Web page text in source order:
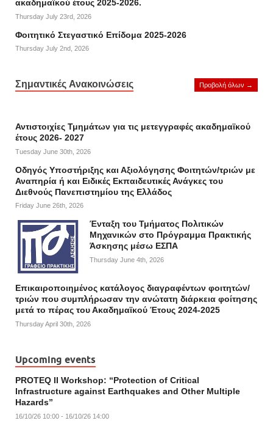
ακαδημαϊκού έτους 2025-2026.
Thursday July 23rd, 2026
Φοιτητικό Στεγαστικό Επίδομα 2025-2026
Thursday July 2nd, 2026
Σημαντικές Ανακοινώσεις Προβολή όλων →
Αντιστοιχίες Τμημάτων για τις μετεγγραφές ακαδημαϊκού
έτους 2026- 2027
Tuesday June 30th, 2026
Οδηγός Υποστήριξης και Αξιολόγησης Φοιτητών/τριών με
Αναπηρία ή και Ειδικές Εκπαιδευτικές Ανάγκες του
Διεθνούς Πανεπιστημίου της Ελλάδος
Friday June 26th, 2026
Ένταξη του Τμήματος Πολιτικών
Μηχανικών στο Πρόγραμμα Πρακτικής
Άσκησης μέσω ΕΣΠΑ
Thursday June 4th, 2026
Επικαιροποιημένος κατάλογος διαγραφέντων φοιτητών/
τριών που συμπλήρωσαν την ανώτατη διάρκεια φοίτησης
μετά το πέρας του Ακαδημαϊκού Έτους 2024-2025
Thursday April 30th, 2026
Upcoming events
PROTEQ II Workshop: “Protection of Critical
Infrastructure against Earthquakes and Other Multiple
Hazards”
16/10/26 10:00 - 16/10/26 14:00